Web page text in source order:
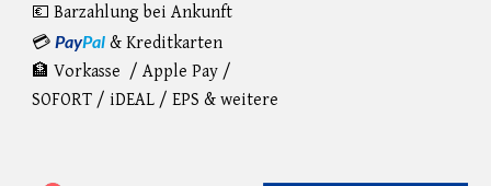
💶 Barzahlung bei Ankunft
💳PayPal & Kreditkarten
🏦 Vorkasse / Apple Pay /
SOFORT /iDEAL / EPS & weitere